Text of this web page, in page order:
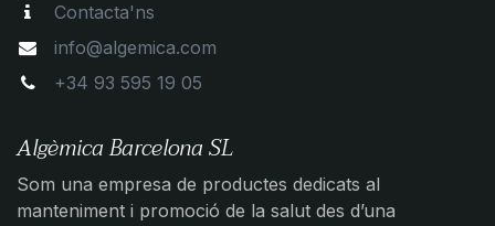
Contacta'ns
info@algemica.com
+34 93 595 19 05
Algèmica Barcelona SL
Som una empresa de productes dedicats al
manteniment i promoció de la salut des d’una